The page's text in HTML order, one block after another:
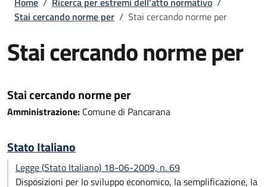
Stai cercando norme per / Stai cercando norme per
Stai cercando norme per
Stai cercando norme per
Amministrazione: Comune di Pancarana
Stato Italiano
Legge (Stato Italiano) 18-06-2009, n. 69
Disposizioni per lo sviluppo economico, la semplificazione, la